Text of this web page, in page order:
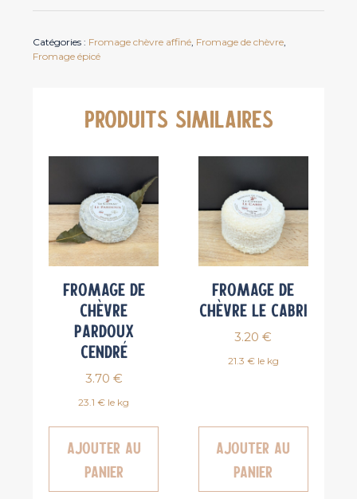
Fromage
chèvre
ours
Catégories : Fromage chèvre affiné, Fromage de chèvre,
Fromage épicé
PRODUITS SIMILAIRES
Fromage de
chèvre
Pardoux
Cendré
3.70 €
23.1 € le kg
Ajouter au
panier
Fromage de
chèvre Le Cabri
3.20€
21.3 € le kg
Ajouter au
panier